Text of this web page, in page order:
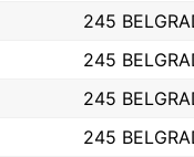
245
245
245
245